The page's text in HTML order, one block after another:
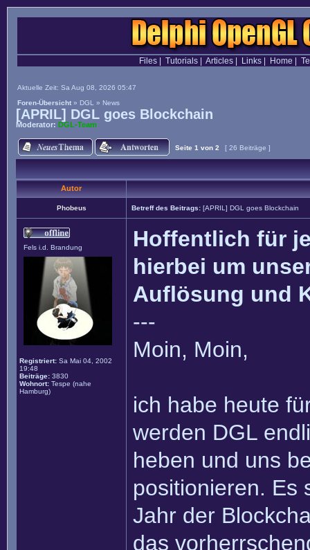
Files| Tutorials| Articles| Links| Home
Aktuelle Zeit: Sa Aug 08, 2026 05:47
Foren-Übersicht » DGL » News
[APRIL] DGL goes Blockchain
Moderator: DGL-Team
Seite 1 von 2 [ 26 Beiträge ]
Autor
Phobeus Betreff des Beitrags: [APRIL] DGL goes Blockchain
Fels i.d. Brandung
Registriert: Sa Mai 04, 2002
19:48
Beiträge: 3830
Wohnort: Tespe (nahe
Hamburg)
Hoffentlich für
hierbei um
Auflösung und
---
Moin, Moin,
ich habe heute
werden DGL
heben und uns
positionieren. Es
Jahr der
das